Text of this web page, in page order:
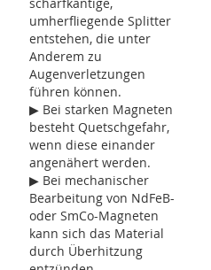
umherfliegende Splitter
entstehen, die unter
Anderem zu
Augenverletzungen
führen können.
▶ Bei starken Magneten
besteht Quetschgefahr,
wenn diese einander
angenähert werden.
▶ Bei mechanischer
Bearbeitung von NdFeB-
oder SmCo-Magneten
kann sich das Material
durch Überhitzung